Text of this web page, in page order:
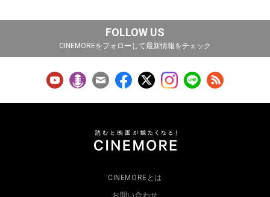
FOLLOW US
CINEMOREをフォローして最新情報をチェック
CINEMOREとは
お問い合わせ